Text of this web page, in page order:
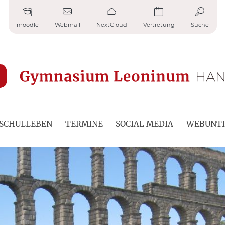
moodle Webmail NextCloud Vertretung Suche
SCHULLEBEN TERMINE SOCIAL MEDIA